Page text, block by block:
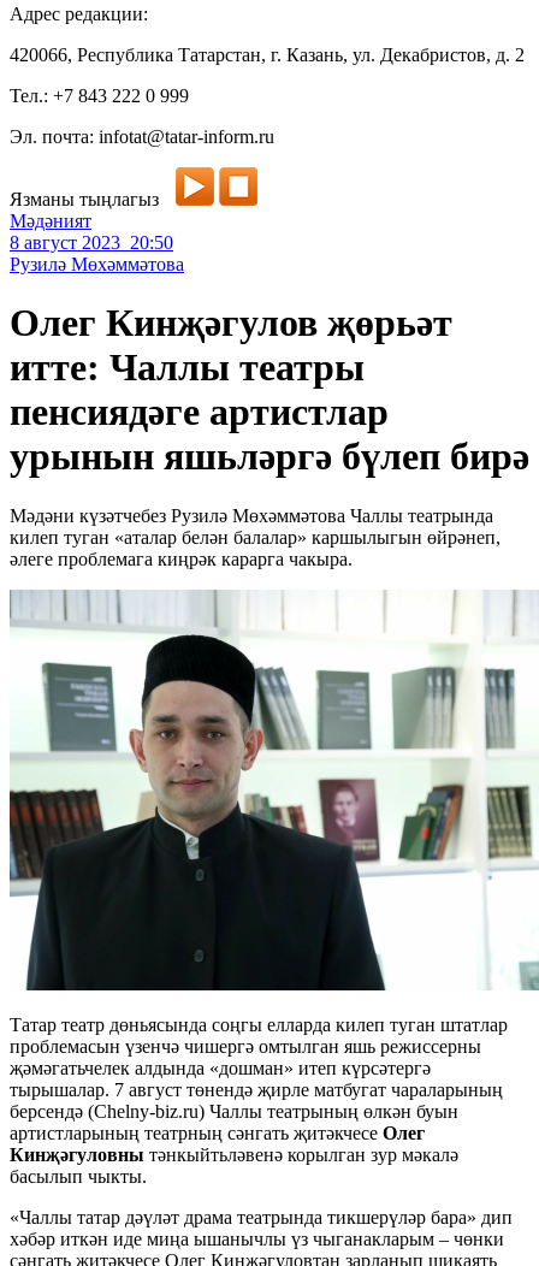
Адрес редакции:
420066, Республика Татарстан, г. Казань, ул. Декабристов, д. 2
Тел.: +7 843 222 0 999
Эл. почта: infotat@tatar-inform.ru
Язманы тыңлагыз
Мәдәният
8 август 2023 20:50
Рузилә Мөхәммәтова
Олег Кинҗәгулов җөрьәт
итте: Чаллы театры
пенсиядәге артистлар
урынын яшьләргә бүлеп бирә
Мәдәни күзәтчебез Рузилә Мөхәммәтова Чаллы театрында
килеп туган «аталар белән балалар» каршылыгын өйрәнеп,
әлеге проблемага киңрәк карарга чакыра.
Татар театр дөньясында соңгы елларда килеп туган штатлар
проблемасын үзенчә чишергә омтылган яшь режиссерны
җәмәгатьчелек алдында «дошман» итеп күрсәтергә
тырышалар. 7 август төнендә җирле матбугат чараларының
берсендә (Chelny-biz.ru) Чаллы театрының өлкән буын
артистларының театрның сәнгать җитәкчесе Олег
Кинҗәгуловны тәнкыйтьләвенә корылган зур мәкалә
басылып чыкты.
«Чаллы татар дәүләт драма театрында тикшерүләр бара» дип
хәбәр иткән иде миңа ышанычлы үз чыганакларым – чөнки
сәнгать җитәкчесе Олег Кинҗәгуловтан зарланып шикаять